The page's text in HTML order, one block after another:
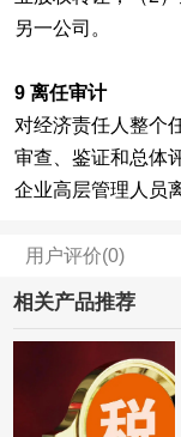
另一公司。
9 离任审计
对经济责任人整个
审查、鉴证和总体
企业高层管理人员
用户评价(0)
相关产品推荐